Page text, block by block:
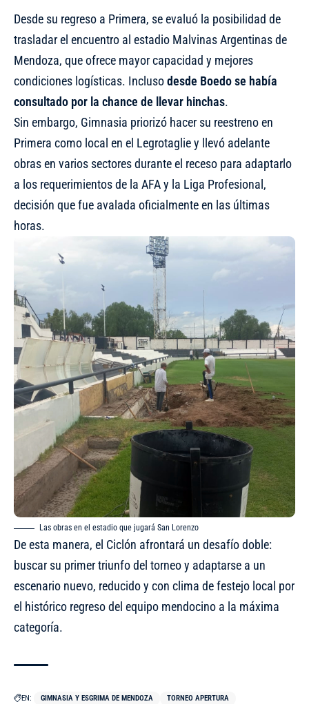
Desde su regreso a Primera, se evaluó la posibilidad de
trasladar el encuentro al estadio Malvinas Argentinas de
Mendoza, que ofrece mayor capacidad y mejores
condiciones logísticas. Inclusodesde Boedo se había
consultado por la chance de llevar hinchas.
Sin embargo, Gimnasia priorizó hacer su reestreno en
Primera como local en el Legrotaglie y llevó adelante
obras en varios sectores durante el receso para adaptarlo
a los requerimientos de la AFA y la Liga Profesional,
decisión que fue avalada oficialmente en las últimas
horas.
Las obras en el estadio que jugará San Lorenzo
De esta manera, el Ciclón afrontará un desafío doble:
buscar su primer triunfo del torneo y adaptarse a un
escenario nuevo, reducido y con clima de festejo local por
el histórico regreso del equipo mendocino a la máxima
categoría.
EN: GIMNASIA Y ESGRIMA DE MENDOZA TORNEO APERTURA